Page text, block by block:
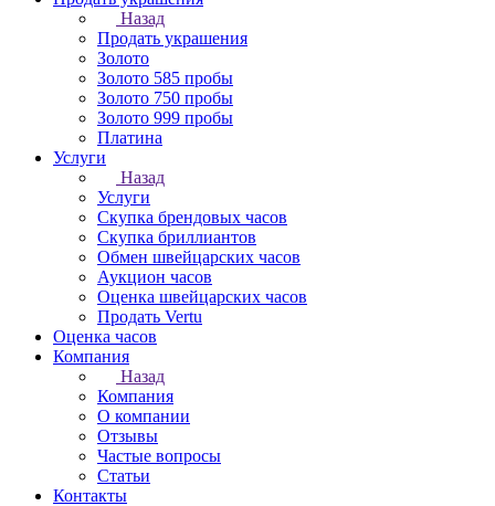
Назад
Продать украшения
Золото
Золото 585 пробы
Золото 750 пробы
Золото 999 пробы
Платина
Услуги
Назад
Услуги
Скупка брендовых часов
Скупка бриллиантов
Обмен швейцарских часов
Аукцион часов
Оценка швейцарских часов
Продать Vertu
Оценка часов
Компания
Назад
Компания
О компании
Отзывы
Частые вопросы
Статьи
Контакты